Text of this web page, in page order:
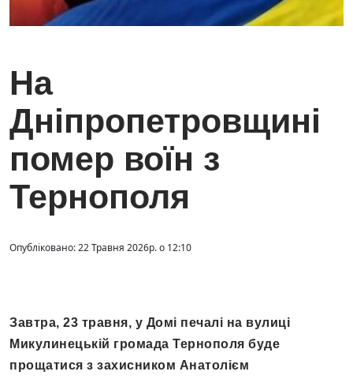
На
Дніпропетровщині
помер воїн з
Тернополя
Опубліковано: 22 Травня 2026р. о 12:10
Завтра, 23 травня, у Домі печалі на вулиці
Микулинецькій громада Тернополя буде
прощатися з захисником Анатолієм